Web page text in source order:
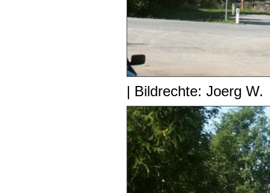
| Bildrechte: Joerg W.